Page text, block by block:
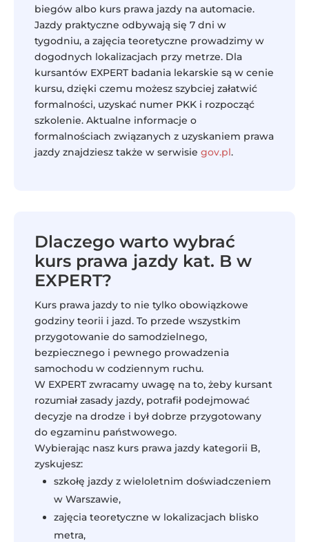
biegów albo kurs prawa jazdy na automacie.
Jazdy praktyczne odbywają się 7 dni w
tygodniu, a zajęcia teoretyczne prowadzimy w
dogodnych lokalizacjach przy metrze. Dla
kursantów EXPERT badania lekarskie są w cenie
kursu, dzięki czemu możesz szybciej załatwić
formalności, uzyskać numer PKK i rozpocząć
szkolenie. Aktualne informacje o
formalnościach związanych z uzyskaniem prawa
jazdy znajdziesz także w serwisie gov.pl.
Dlaczego warto wybrać
kurs prawa jazdy kat. B w
EXPERT?
Kurs prawa jazdy to nie tylko obowiązkowe
godziny teorii i jazd. To przede wszystkim
przygotowanie do samodzielnego,
bezpiecznego i pewnego prowadzenia
samochodu w codziennym ruchu.
W EXPERT zwracamy uwagę na to, żeby kursant
rozumiał zasady jazdy, potrafił podejmować
decyzje na drodze i był dobrze przygotowany
do egzaminu państwowego.
Wybierając nasz kurs prawa jazdy kategorii B,
zyskujesz:
szkołę jazdy z wieloletnim doświadczeniem
w Warszawie,
zajęcia teoretyczne w lokalizacjach blisko
metra,